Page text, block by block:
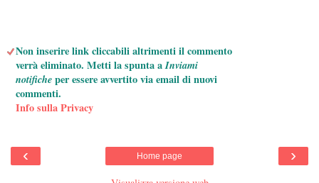
Non inserire link cliccabili altrimenti il commento
verrà eliminato. Metti la spunta aInviami
notificheper essere avvertito via email di nuovi
commenti.
Info sulla Privacy
‹ ›
Home page